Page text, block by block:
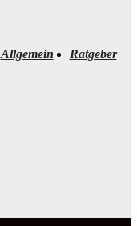
Allgemein Ratgeber